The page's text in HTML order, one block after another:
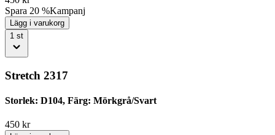
Spara 20 %Kampanj
Lägg i varukorg
1 st
Stretch 2317
Storlek: D104, Färg: Mörkgrå/Svart
450 kr